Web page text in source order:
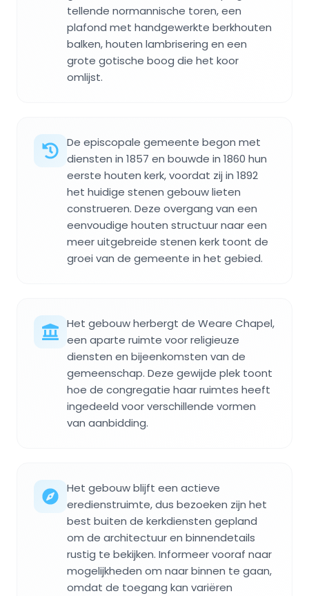
tellende normannische toren, een
plafond met handgewerkte berkhouten
balken, houten lambrisering en een
grote gotische boog die het koor
omlijst.
De episcopale gemeente begon met
diensten in 1857 en bouwde in 1860 hun
eerste houten kerk, voordat zij in 1892
het huidige stenen gebouw lieten
construeren. Deze overgang van een
eenvoudige houten structuur naar een
meer uitgebreide stenen kerk toont de
groei van de gemeente in het gebied.
Het gebouw herbergt de Weare Chapel,
een aparte ruimte voor religieuze
diensten en bijeenkomsten van de
gemeenschap. Deze gewijde plek toont
hoe de congregatie haar ruimtes heeft
ingedeeld voor verschillende vormen
van aanbidding.
Het gebouw blijft een actieve
eredienstruimte, dus bezoeken zijn het
best buiten de kerkdiensten gepland
om de architectuur en binnendetails
rustig te bekijken. Informeer vooraf naar
mogelijkheden om naar binnen te gaan,
omdat de toegang kan variëren